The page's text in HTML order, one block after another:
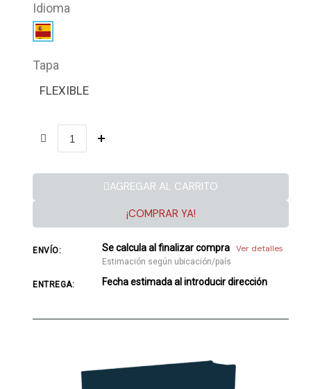
Idioma
Tapa
FLEXIBLE
AGREGAR AL CARRITO
¡COMPRAR YA!
ENVÍO: Se calcula al finalizar compra Ver detalles
Estimación según ubicación/país
ENTREGA: Fecha estimada al introducir dirección